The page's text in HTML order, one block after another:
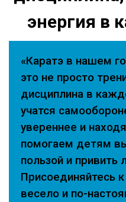
энергия в
«Каратэ в нашем
это не просто
дисциплина в
учатся
увереннее и
помогаем детям
пользой и привить
Присоединяйтесь
весело и по-